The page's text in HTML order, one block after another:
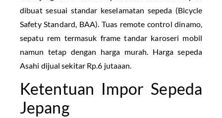
dibuat sesuai standar keselamatan sepeda (Bicycle
Safety Standard, BAA). Tuas remote control dinamo,
sepatu rem termasuk frame tandar karoseri mobil
namun tetap dengan harga murah. Harga sepeda
Asahi dijual sekitar Rp.6 jutaaan.
Ketentuan Impor Sepeda
Jepang